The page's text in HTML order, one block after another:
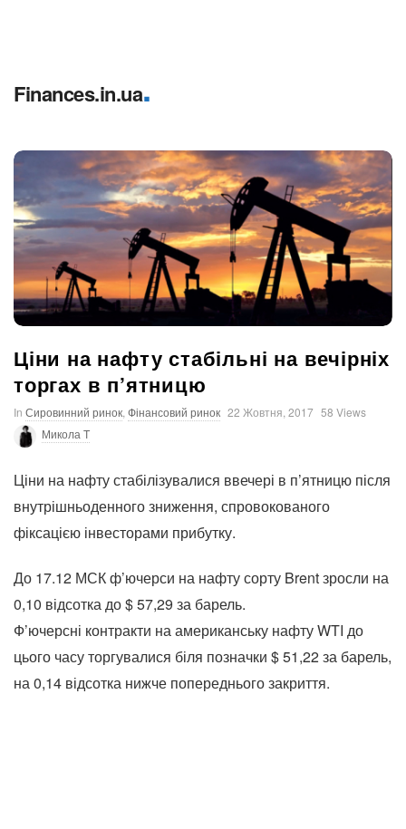
Finances.in.ua.
Ціни на нафту стабільні на вечірніх
торгах в п’ятницю
In Сировинний ринок Фінансовий ринок 22 Жовтня, 2017 58 Views
Микола T
Ціни на нафту стабілізувалися ввечері в п’ятницю після
внутрішньоденного зниження, спровокованого
фіксацією інвесторами прибутку.
До 17.12 МСК ф’ючерси на нафту сорту Brent зросли на
0,10 відсотка до $ 57,29 за барель.
Ф’ючерсні контракти на американську нафту WTI до
цього часу торгувалися біля позначки $ 51,22 за барель,
на 0,14 відсотка нижче попереднього закриття.